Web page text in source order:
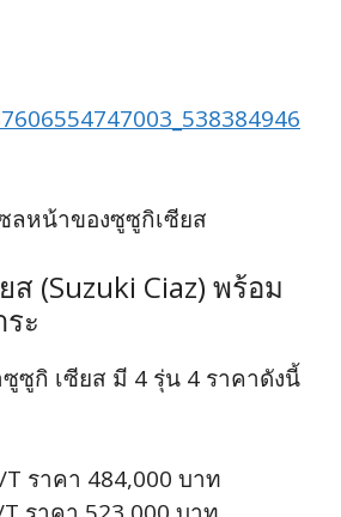
ลหน้าของซูซูกิเซียส
ส (Suzuki Ciaz) พร้อม
ะ
ซูกิ เซียส มี 4 รุ่น 4 ราคาดังนี้
T ราคา 484,000 บาท